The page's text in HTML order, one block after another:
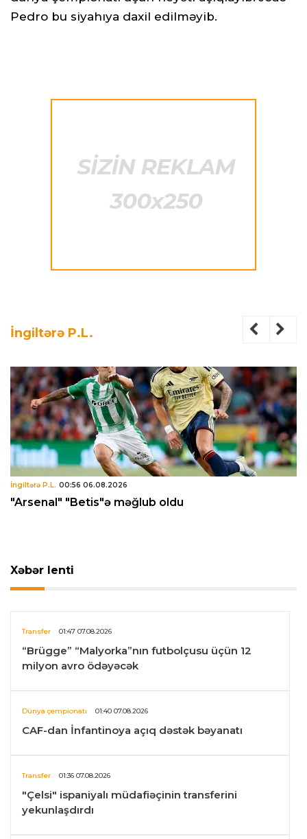
Pedro bu siyahıya daxil edilməyib.
İngiltərə P.L.
İngiltərə P.L. 00:56 06.08.2026
"Arsenal" "Betis"ə məğlub oldu
Xəbər lenti
Transfer 01:47 07.08.2026
“Brügge” “Malyorka”nın futbolçusu üçün 12
milyon avro ödəyəcək
Dünya çempionatı 01:40 07.08.2026
CAF-dan İnfantinoya açıq dəstək bəyanatı
Transfer 01:36 07.08.2026
"Çelsi" ispaniyalı müdafiəçinin transferini
yekunlaşdırdı